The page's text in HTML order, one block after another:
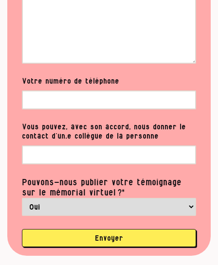
Votre numéro de téléphone
Vous pouvez, avec son accord, nous donner le
contact d’un.e collègue de la personne
Pouvons-nous publier votre témoignage
sur le mémorial virtuel ?*
Envoyer